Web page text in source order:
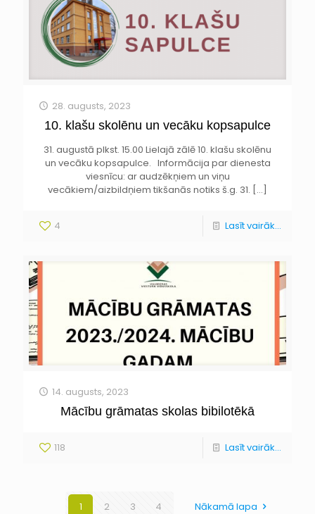
28. augusts, 2023
10. klašu skolēnu un vecāku kopsapulce
31. augustā plkst. 15.00 Lielajā zālē 10. klašu skolēnu
un vecāku kopsapulce. Informācija par dienesta
viesnīcu: ar audzēkņiem un viņu
vecākiem/aizbildņiem tikšanās notiks š.g. 31. […]
4 Lasīt vairāk...
14. augusts, 2023
Mācību grāmatas skolas bibilotēkā
118 Lasīt vairāk...
1 2 3 4 Nākamā lapa